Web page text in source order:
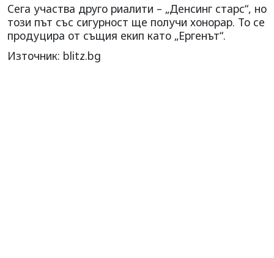
Сега участва друго риалити – „Денсинг старс“, но
този път със сигурност ще получи хонорар. То се
продуцира от същия екип като „Ергенът“.
Източник: blitz.bg